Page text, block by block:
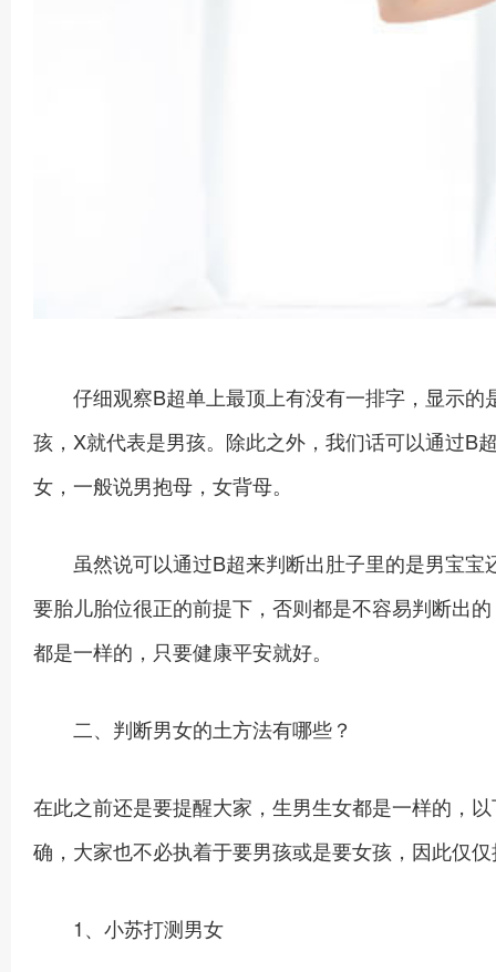
仔细观察B超单上最顶上有没有一排字，显示的
孩，X就代表是男孩。除此之外，我们话可以通过B
女，一般说男抱母，女背母。
虽然说可以通过B超来判断出肚子里的是男宝宝
要胎儿胎位很正的前提下，否则都是不容易判断出
都是一样的，只要健康平安就好。
二、判断男女的土方法有哪些？
在此之前还是要提醒大家，生男生女都是一样的，
确，大家也不必执着于要男孩或是要女孩，因此仅
1、小苏打测男女